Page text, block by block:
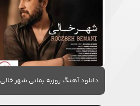
دانلود آهنگ روزبه بمانی شهر خالی